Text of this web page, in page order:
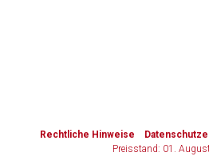
Rechtliche Hinweise
Preisstand: 01.